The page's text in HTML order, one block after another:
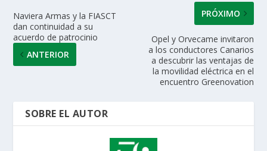
Naviera Armas y la FIASCT
dan continuidad a su
acuerdo de patrocinio
ANTERIOR
PRÓXIMO
Opel y Orvecame invitaron
a los conductores Canarios
a descubrir las ventajas de
la movilidad eléctrica en el
encuentro Greenovation
SOBRE EL AUTOR